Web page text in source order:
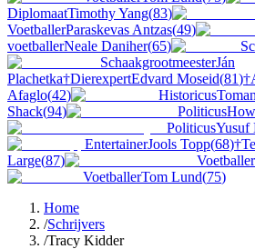
DiplomaatTimothy Yang(83)
VoetballerParaskevas Antzas(49)
voetballerNeale Daniher(65)
SchaakgrootmeesterJán
Plachetka†DierexpertEdvard Moseid(81)†
Afaglo(42) Historicus
Shack(94) Politicus
PoliticusYusuf
EntertainerJools Topp(68)†
Large(87) Voetballer
VoetballerTom Lund(75)
Home
/Schrijvers
/Tracy Kidder